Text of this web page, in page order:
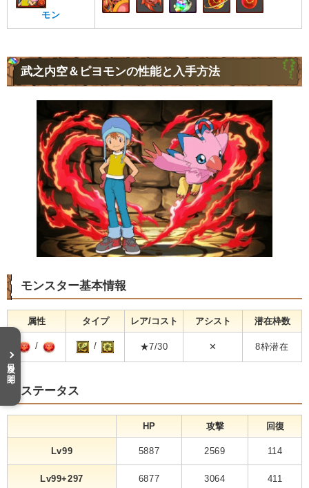
モン
武之内空＆ピヨモンの性能と入手方法
モンスター基本情報
属性 タイプ レア/コスト アシスト 潜在枠数
/ / ★7/30 ✕ 8枠潜在
ステータス
HP 攻撃 回復
Lv99 5887 2569 114
Lv99+297 6877 3064 411
目次を開く